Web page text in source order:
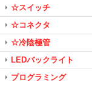
☆スイッチ
☆コネクタ
☆冷陰極管
LEDバックライト
プログラミング